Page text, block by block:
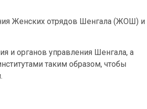
Женских отрядов Шенгала (ЖОШ) и
и органов управления Шенгала, а
таким образом, чтобы